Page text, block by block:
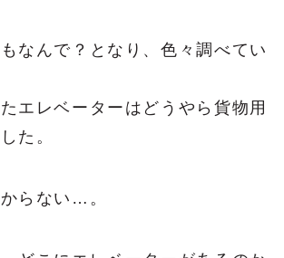
なんで？となり、色々調べてい
エレベーターはどうやら貨物用
た。
らない…。